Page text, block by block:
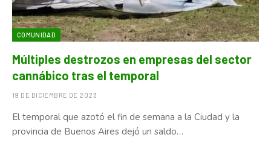
COMUNIDAD
Múltiples destrozos en empresas del sector
cannábico tras el temporal
19 DE DICIEMBRE DE 2023
El temporal que azotó el fin de semana a la Ciudad y la
provincia de Buenos Aires dejó un saldo…